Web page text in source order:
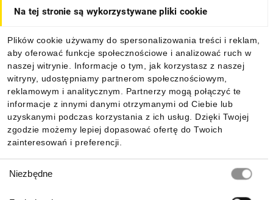
Na tej stronie są wykorzystywane pliki cookie
Plików cookie używamy do spersonalizowania treści i reklam,
aby oferować funkcje społecznościowe i analizować ruch w
naszej witrynie. Informacje o tym, jak korzystasz z naszej
witryny, udostępniamy partnerom społecznościowym,
reklamowym i analitycznym. Partnerzy mogą połączyć te
informacje z innymi danymi otrzymanymi od Ciebie lub
uzyskanymi podczas korzystania z ich usług. Dzięki Twojej
zgodzie możemy lepiej dopasować ofertę do Twoich
zainteresowań i preferencji.
zgody
Niezbędne
Informacje
Pobierz naszą aplikację mobilną: